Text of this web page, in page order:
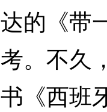
的《带
。不久
《西班